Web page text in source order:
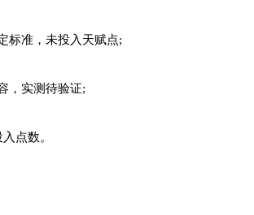
标准，未投入天赋点;
，实测待验证;
点数。